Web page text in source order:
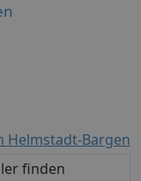
Helmstadt-Bargen
finden